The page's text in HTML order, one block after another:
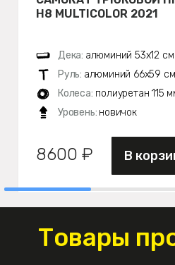
H8 MULTICOLOR 2021
Дека: алюминий 53х12 см
Руль: алюминий 66х59 см
Колеса: полиуретан 115
Уровень: новичок
8600 ₽ В
Товары